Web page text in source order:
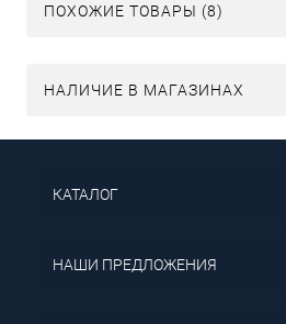
ПОХОЖИЕ ТОВАРЫ (8)
НАЛИЧИЕ В МАГАЗИНАХ
КАТАЛОГ
НАШИ ПРЕДЛОЖЕНИЯ